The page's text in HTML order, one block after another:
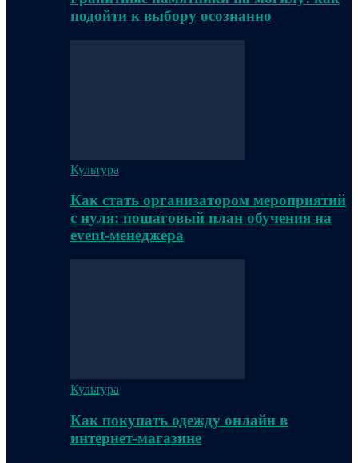
подойти к выбору осознанно
Культура
Как стать организатором мероприятий
с нуля: пошаговый план обучения на
event-менеджера
Культура
Как покупать одежду онлайн в
интернет-магазине